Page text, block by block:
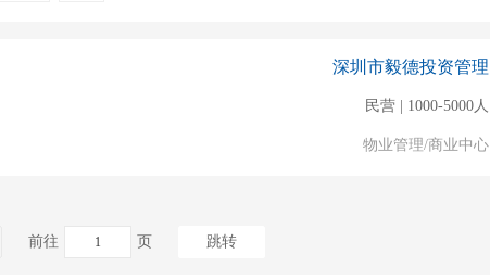
深圳市毅德投资管理
民营 | 1000-5000人
物业管理/商业中心
前往 页 跳转